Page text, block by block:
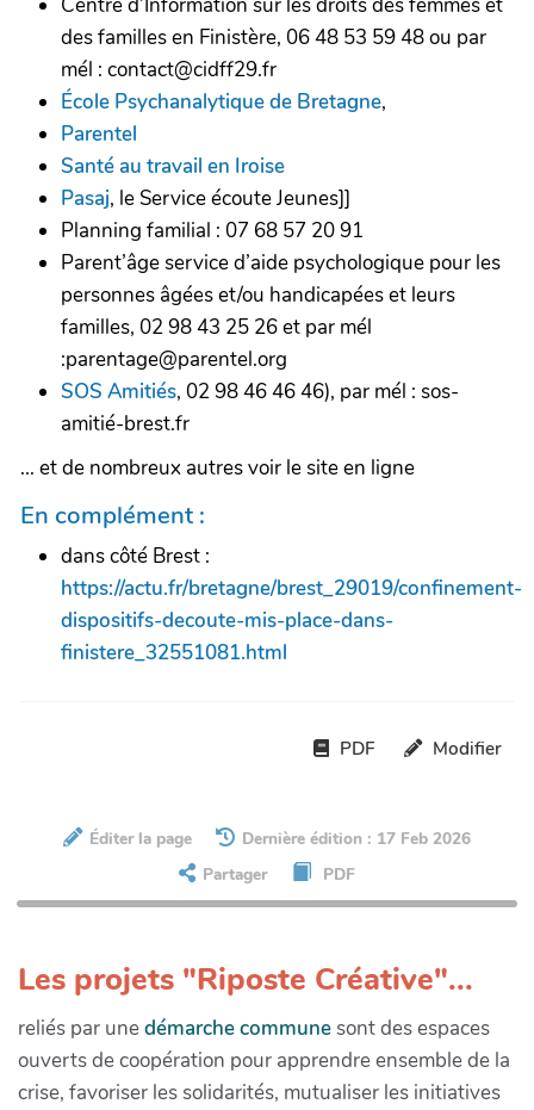
des familles en Finistère, 06 48 53 59 48 ou par
mél : contact@cidff29.fr
École Psychanalytique de Bretagne,
Parentel
Santé au travail en Iroise
Pasaj, le Service écoute Jeunes]]
Planning familial : 07 68 57 20 91
Parent’âge service d’aide psychologique pour les
personnes âgées et/ou handicapées et leurs
familles, 02 98 43 25 26 et par mél
:parentage@parentel.org
SOS Amitiés, 02 98 46 46 46), par mél : sos-
amitié-brest.fr
... et de nombreux autres voir le site en ligne
En complément :
dans côté Brest :
https://actu.fr/bretagne/brest_29019/confinement-
dispositifs-decoute-mis-place-dans-
finistere_32551081.html
PDF Modifier
Éditer la page
Dernière édition : 17 Feb 2026
Partager
PDF